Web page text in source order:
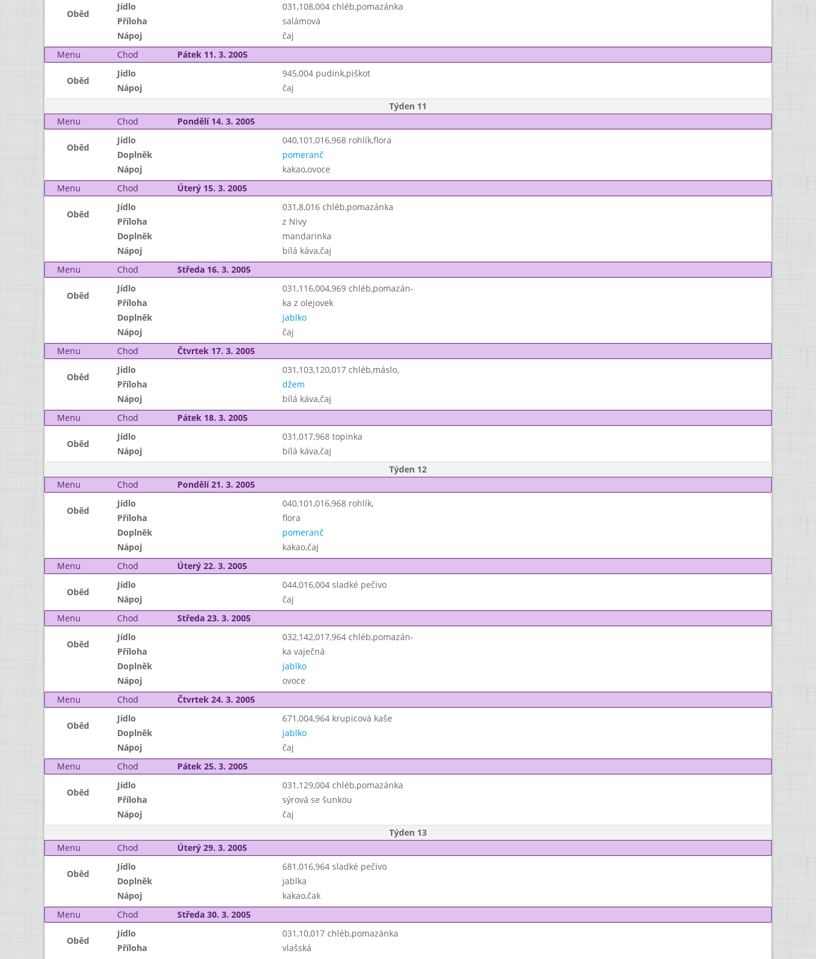
Oběd
Jídlo
031,108,004 chléb,pomazánka
Příloha
salámová
Nápoj
čaj
Menu
Chod Pátek 11. 3. 2005
Oběd
Jídlo
945,004 pudink,piškot
Nápoj
čaj
Týden 11
Menu
Chod Pondělí 14. 3. 2005
Oběd
Jídlo
040,101,016,968 rohlík,flora
Doplněk
pomeranč
Nápoj
kakao,ovoce
Menu
Chod Úterý 15. 3. 2005
Oběd
Jídlo
031,8,016 chléb,pomazánka
Příloha
z Nivy
Doplněk
mandarinka
Nápoj
bílá káva,čaj
Menu
Chod Středa 16. 3. 2005
Oběd
Jídlo
031,116,004,969 chléb,pomazán-
Příloha
ka z olejovek
Doplněk
jablko
Nápoj
čaj
Menu
Chod Čtvrtek 17. 3. 2005
Oběd
Jídlo
031,103,120,017 chléb,máslo,
Příloha
džem
Nápoj
bílá káva,čaj
Menu
Chod Pátek 18. 3. 2005
Oběd
Jídlo
031,017,968 topinka
Nápoj
bílá káva,čaj
Týden 12
Menu
Chod Pondělí 21. 3. 2005
Oběd
Jídlo
040,101,016,968 rohlík,
Příloha
flora
Doplněk
pomeranč
Nápoj
kakao,čaj
Menu
Chod Úterý 22. 3. 2005
Oběd
Jídlo
044,016,004 sladké pečivo
Nápoj
čaj
Menu
Chod Středa 23. 3. 2005
Oběd
Jídlo
032,142,017,964 chléb,pomazán-
Příloha
ka vaječná
Doplněk
jablko
Nápoj
ovoce
Menu
Chod Čtvrtek 24. 3. 2005
Oběd
Jídlo
671,004,964 krupicová kaše
Doplněk
jablko
Nápoj
čaj
Menu
Chod Pátek 25. 3. 2005
Oběd
Jídlo
031,129,004 chléb,pomazánka
Příloha
sýrová se šunkou
Nápoj
čaj
Týden 13
Menu
Chod Úterý 29. 3. 2005
Oběd
Jídlo
681,016,964 sladké pečivo
Doplněk
jablka
Nápoj
kakao,čak
Menu
Chod Středa 30. 3. 2005
Oběd
Jídlo
031,10,017 chléb,pomazánka
Příloha
vlašská